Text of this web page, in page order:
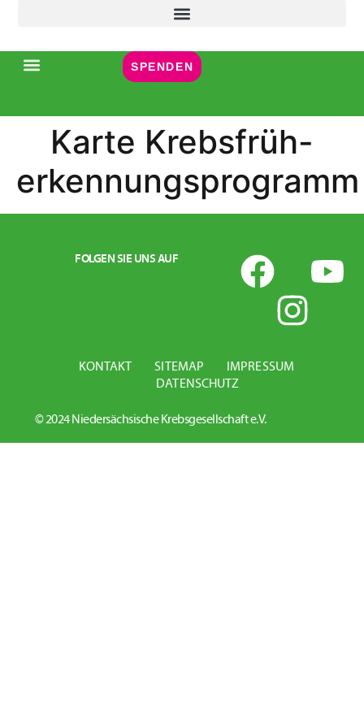
SPENDEN
Karte Krebsfrüh-
erkennungsprogramm
FOLGEN SIE UNS AUF
KONTAKT SITEMAP
IMPRESSUM
DATENSCHUTZ
© 2024 Niedersächsische Krebsgesellschaft e.V.